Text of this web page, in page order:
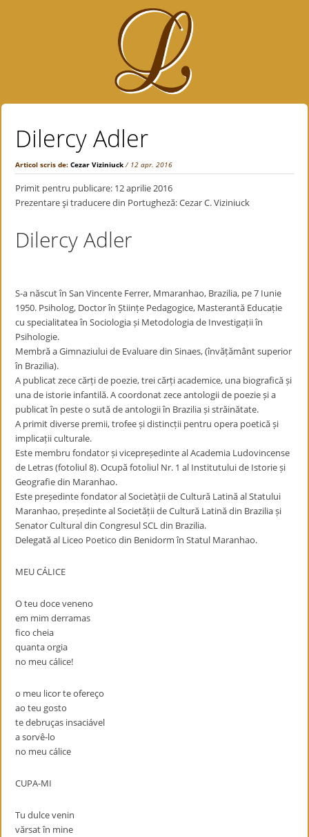
Dilercy Adler
Articol scris de:Cezar Viziniuck / 12 apr. 2016
Primit pentru publicare: 12 aprilie 2016
Prezentare şi traducere din Portugheză: Cezar C. Viziniuck
Dilercy Adler
S-a născut în San Vincente Ferrer, Mmaranhao, Brazilia, pe 7 Iunie
1950. Psiholog, Doctor în Științe Pedagogice, Masterantă Educație
cu specialitatea în Sociologia și Metodologia de Investigații în
Psihologie.
Membră a Gimnaziului de Evaluare din Sinaes, (învățământ superior
în Brazilia).
A publicat zece cărți de poezie, trei cărți academice, una biografică și
una de istorie infantilă. A coordonat zece antologii de poezie și a
publicat în peste o sută de antologii în Brazilia și străinătate.
A primit diverse premii, trofee și distincții pentru opera poetică și
implicații culturale.
Este membru fondator și vicepreședinte al Academia Ludovincense
de Letras (fotoliul 8). Ocupă fotoliul Nr. 1 al Institutului de Istorie și
Geografie din Maranhao.
Este președinte fondator al Societàții de Cultură Latină al Statului
Maranhao, președinte al Societății de Cultură Latină din Brazilia și
Senator Cultural din Congresul SCL din Brazilia.
Delegată al Liceo Poetico din Benidorm în Statul Maranhao.
MEU CÁLICE
O teu doce veneno
em mim derramas
fico cheia
quanta orgia
no meu cálice!
o meu licor te ofereço
ao teu gosto
te debruças insaciável
a sorvê-lo
no meu cálice
CUPA-MI
Tu dulce venin
vărsat în mine